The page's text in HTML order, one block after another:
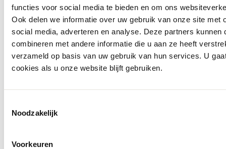
functies voor social media te bieden en om ons
Ook delen we informatie over uw gebruik van onze site met
social media, adverteren en analyse. Deze partners kunnen
combineren met andere informatie die u aan ze heeft
verzameld op basis van uw gebruik van hun services. U
cookies als u onze website blijft gebruiken.
Noodzakelijk
Voorkeuren